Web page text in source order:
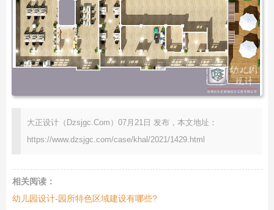
大正设计（Dzsjgc.Com）07月21日 发布，本文地址：
https://www.dzsjgc.com/case/khal/2021/1429.html
相关阅读：
幼儿园设计-园所特色区域建设有哪些?